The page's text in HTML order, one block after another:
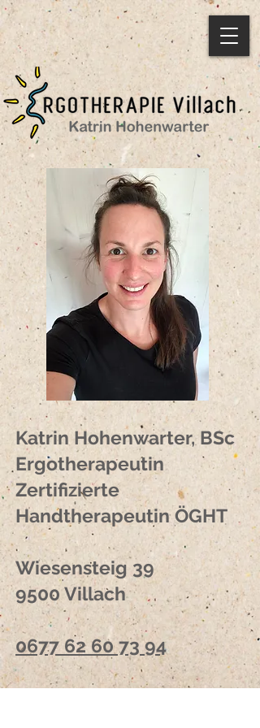
Katrin Hohenwarter, BSc
Ergotherapeutin
Zertifizierte
Handtherapeutin ÖGHT
Wiesensteig 39
9500 Villach
0677 62 60 73 94